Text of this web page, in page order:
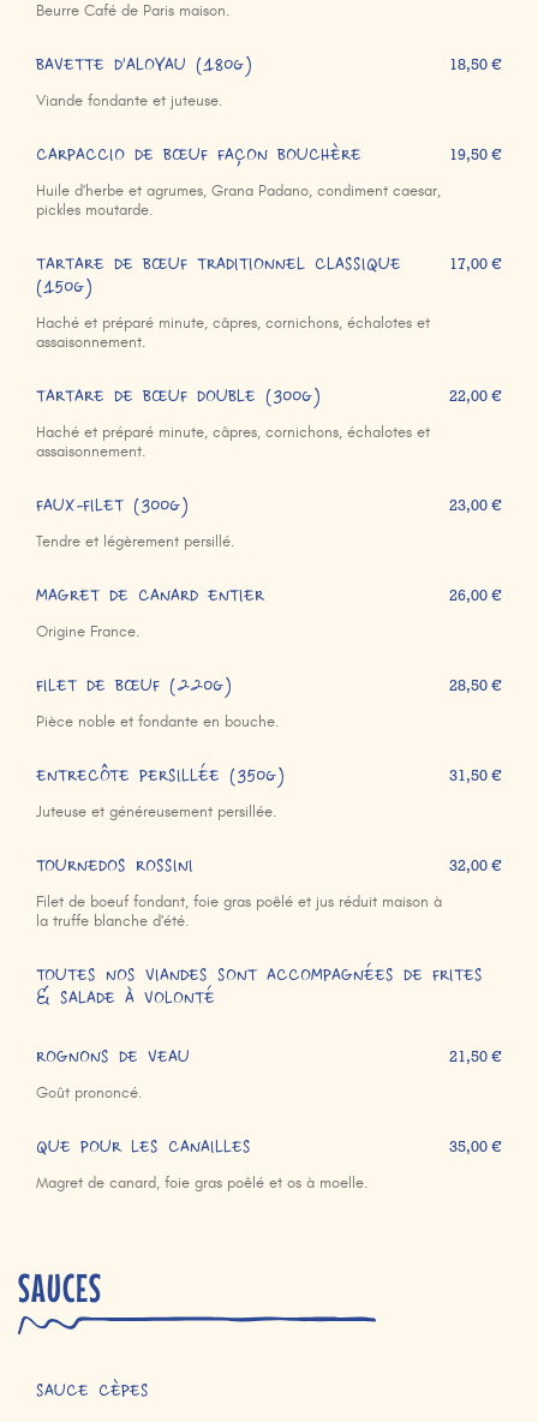
Beurre Café de Paris maison.
BAVETTE D'ALOYAU (180g)
Viande fondante et juteuse.
18,50 €
CARPACCIO DE BŒUF FAÇON BOUCHÈRE
Huile d'herbe et agrumes, Grana Padano, condiment caesar,
pickles moutarde.
19,50 €
TARTARE DE BŒUF TRADITIONNEL CLASSIQUE
(150g)
Haché et préparé minute, câpres, cornichons, échalotes et
assaisonnement.
17,00 €
TARTARE DE BŒUF DOUBLE (300g)
Haché et préparé minute, câpres, cornichons, échalotes et
assaisonnement.
22,00 €
FAUX-FILET (300g)
Tendre et légèrement persillé.
23,00 €
MAGRET DE CANARD ENTIER
Origine France.
26,00 €
FILET DE BŒUF (220g)
Pièce noble et fondante en bouche.
28,50 €
ENTRECÔTE PERSILLÉE (350g)
Juteuse et généreusement persillée.
31,50 €
TOURNEDOS ROSSINI
Filet de boeuf fondant, foie gras poêlé et jus réduit maison à
la truffe blanche d'été.
32,00 €
TOUTES NOS VIANDES SONT ACCOMPAGNÉES DE FRITES
& SALADE À VOLONTÉ
ROGNONS DE VEAU
Goût prononcé.
21,50 €
QUE POUR LES CANAILLES
Magret de canard, foie gras poêlé et os à moelle.
35,00 €
SAUCES
SAUCE CÈPES